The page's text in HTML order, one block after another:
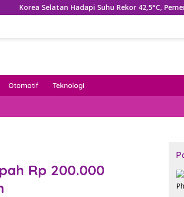
Hadapi Suhu Rekor 42,5°C, Pemerintah Tetapkan
Otomotif Teknologi
Rp 200.000